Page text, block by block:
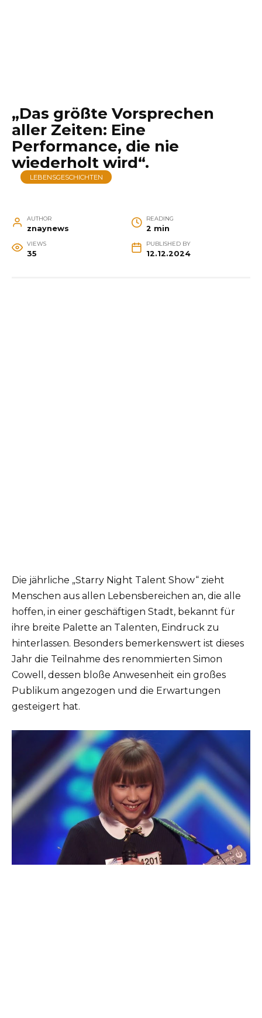
„Das größte Vorsprechen
aller Zeiten: Eine
Performance, die nie
wiederholt wird“.
LEBENSGESCHICHTEN
AUTHOR
znaynews
READING
2 min
VIEWS
35
PUBLISHED BY
12.12.2024
Die jährliche „Starry Night Talent Show“ zieht
Menschen aus allen Lebensbereichen an, die alle
hoffen, in einer geschäftigen Stadt, bekannt für
ihre breite Palette an Talenten, Eindruck zu
hinterlassen. Besonders bemerkenswert ist dieses
Jahr die Teilnahme des renommierten Simon
Cowell, dessen bloße Anwesenheit ein großes
Publikum angezogen und die Erwartungen
gesteigert hat.